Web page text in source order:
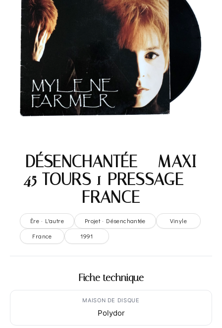
DÉSENCHANTÉE – MAXI
45 TOURS 1 PRESSAGE –
FRANCE
Ère · L'autre Projet · Désenchantée
Vinyle
France
1991
Fiche technique
MAISON DE DISQUE
Polydor